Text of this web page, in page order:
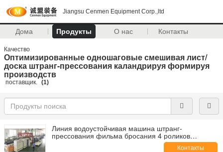
Jiangsu Cenmen Equipment Corp.,ltd
Дома Продукты О нас Контакты
Качество
Оптимизированные одношаговые смешивая лист/
доска штранг-прессования каландрируя формируя
производств
поставщик. (1)
Линия водоустойчивая машина штранг-
прессования фильма бросания 4 роликов
штрангпресса винта близнеца крена Контакты